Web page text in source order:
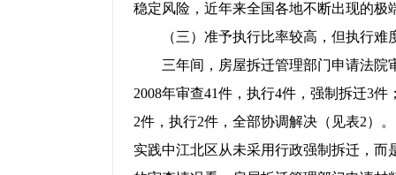
稳定风险，近年来全国各地不断出现的
（三）准予执行比率较高，但执行难
三年间，房屋拆迁管理部门申请法院
2008年审查41件，执行4件，强制拆迁3
2件，执行2件，全部协调解决（见表2）
实践中江北区从未采用行政强制拆迁，